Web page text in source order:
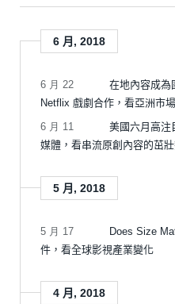
6 月, 2018
6 月 22
在地內容成為
Netflix 戲劇合作，看亞洲市
6 月 11
美國六月高注
媒體，看串流原創內容的茁
5 月, 2018
5 月 17
Does Size
件，看全球影視產業變化
4 月, 2018